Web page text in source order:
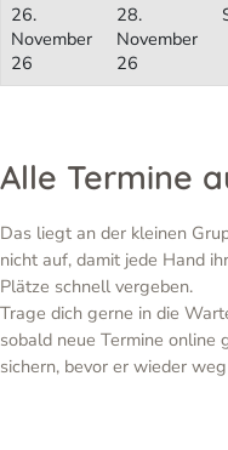
26.
November
26
28.
November
26
Alle Termine
Das liegt an der kleinen
nicht auf, damit jede Hand
Plätze schnell vergeben.
Trage dich gerne in die
sobald neue Termine online
sichern, bevor er wieder